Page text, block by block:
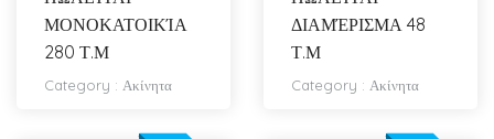
ΜΟΝΟΚΑΤΟΙΚΊΑ
280 Τ.Μ
Category : Ακίνητα
ΔΙΑΜΈΡΙΣΜΑ 48
Τ.Μ
Category : Ακίνητα